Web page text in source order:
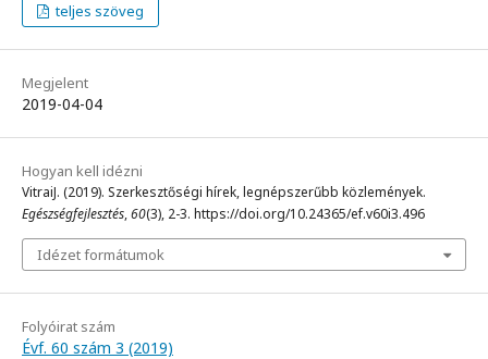
teljes szöveg
Megjelent
2019-04-04
Hogyan kell idézni
VitraiJ. (2019). Szerkesztőségi hírek, legnépszerűbb közlemények.
Egészségfejlesztés,60(3), 2-3. https://doi.org/10.24365/ef.v60i3.496
Idézet formátumok
Folyóirat szám
Évf. 60 szám 3 (2019)